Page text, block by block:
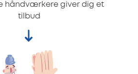
håndværkere giver dig et
tilbud